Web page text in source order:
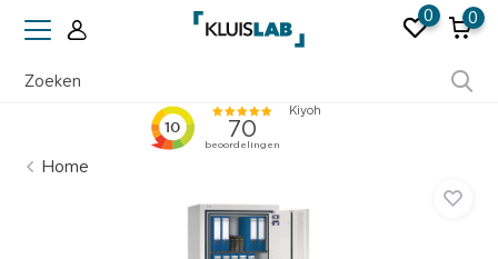
0 0
Home